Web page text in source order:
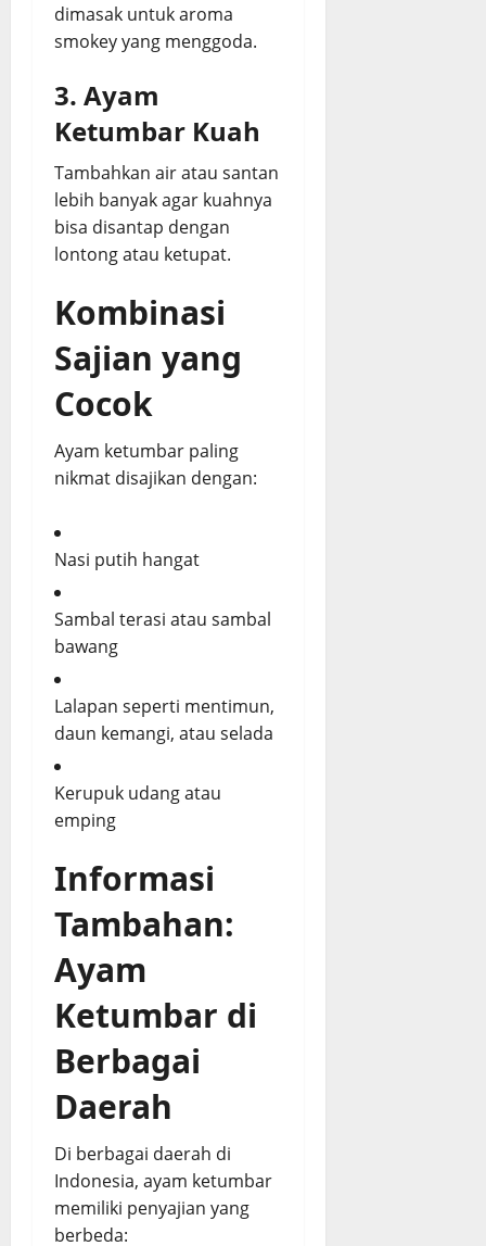
dimasak untuk aroma
smokey yang menggoda.
3. Ayam
Ketumbar Kuah
Tambahkan air atau santan
lebih banyak agar kuahnya
bisa disantap dengan
lontong atau ketupat.
Kombinasi
Sajian yang
Cocok
Ayam ketumbar paling
nikmat disajikan dengan:
Nasi putih hangat
Sambal terasi atau sambal
bawang
Lalapan seperti mentimun,
daun kemangi, atau selada
Kerupuk udang atau
emping
Informasi
Tambahan:
Ayam
Ketumbar di
Berbagai
Daerah
Di berbagai daerah di
Indonesia, ayam ketumbar
memiliki penyajian yang
berbeda: